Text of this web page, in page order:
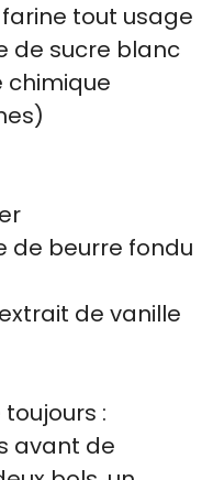
tout usage
de sucre blanc
chimique
de beurre fondu
de vanille
:
avant de